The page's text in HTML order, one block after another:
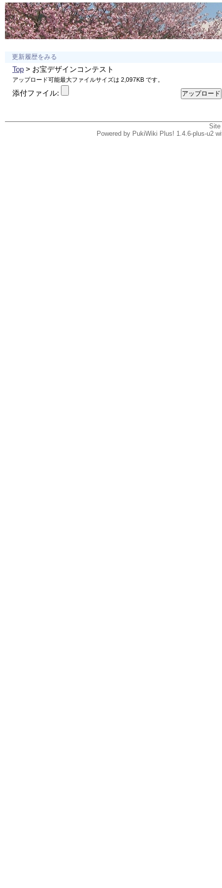
更新履歴をみる
Top> お宝デザインコンテスト
アップロード可能最大ファイルサイズは 2,097KB です。
添付ファイル:
Powered by PukiWiki Plus! 1.4.6-plus-u2